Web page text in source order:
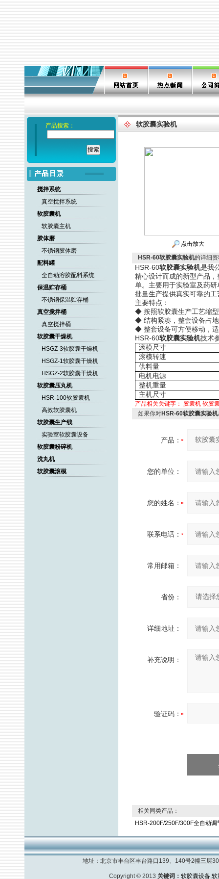
产品搜索：
搅拌系统
真空搅拌系统
软胶囊机
软胶囊主机
胶体磨
不锈钢胶体磨
配料罐
全自动溶胶配料系统
保温贮存桶
不锈钢保温贮存桶
真空搅拌桶
真空搅拌桶
软胶囊干燥机
HSGZ-3软胶囊干燥机
HSGZ-1软胶囊干燥机
HSGZ-2软胶囊干燥机
软胶囊压丸机
HSR-100软胶囊机
高效软胶囊机
软胶囊生产线
实验室软胶囊设备
软胶囊粉碎机
洗丸机
软胶囊滚模
软胶囊实验机
点击放大
HSR-60软胶囊实验机的详细资
HSR-60软胶囊实验机是我
精心设计而成的新型产品
单。主要用于实验室及药
批量生产提供真实可靠的工
主要特点：
◆ 按照软胶囊生产工艺缩
◆ 结构紧凑，整套设备占
◆ 整套设备可方便移动，
HSR-60软胶囊实验机技术
滚模尺寸
滚模转速
供料量
电机电源
整机重量
主机尺寸
产品相关关键字： 胶囊机 软胶
如果你对HSR-60软胶囊实验机
产品：
您的单位：
您的姓名：
联系电话：
常用邮箱：
省份：
详细地址：
补充说明：
验证码：
相关同类产品：
HSR-200F/250F/300F全自动调
地址：北京市丰台区丰台路口139、140号2幢三
Copyright © 2013 关键词： 软胶囊设备,软